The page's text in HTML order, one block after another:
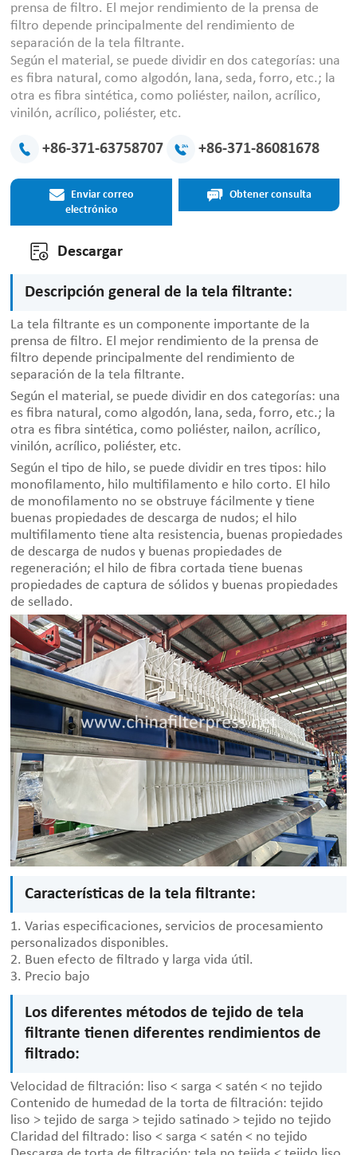
prensa de filtro. El mejor rendimiento de la prensa de
filtro depende principalmente del rendimiento de
separación de la tela filtrante.
Según el material, se puede dividir en dos categorías: una
es fibra natural, como algodón, lana, seda, forro, etc.; la
otra es fibra sintética, como poliéster, nailon, acrílico,
vinilón, acrílico, poliéster, etc.
+86-371-63758707 +86-371-86081678
Enviar correo
electrónico
Obtener consulta
Descargar
Descripción general de la tela filtrante:
La tela filtrante es un componente importante de la
prensa de filtro. El mejor rendimiento de la prensa de
filtro depende principalmente del rendimiento de
separación de la tela filtrante.
Según el material, se puede dividir en dos categorías: una
es fibra natural, como algodón, lana, seda, forro, etc.; la
otra es fibra sintética, como poliéster, nailon, acrílico,
vinilón, acrílico, poliéster, etc.
Según el tipo de hilo, se puede dividir en tres tipos: hilo
monofilamento, hilo multifilamento e hilo corto. El hilo
de monofilamento no se obstruye fácilmente y tiene
buenas propiedades de descarga de nudos; el hilo
multifilamento tiene alta resistencia, buenas propiedades
de descarga de nudos y buenas propiedades de
regeneración; el hilo de fibra cortada tiene buenas
propiedades de captura de sólidos y buenas propiedades
de sellado.
Características de la tela filtrante:
1. Varias especificaciones, servicios de procesamiento
personalizados disponibles.
2. Buen efecto de filtrado y larga vida útil.
3. Precio bajo
Los diferentes métodos de tejido de tela
filtrante tienen diferentes rendimientos de
filtrado:
Velocidad de filtración: liso < sarga < satén < no tejido
Contenido de humedad de la torta de filtración: tejido
liso > tejido de sarga > tejido satinado > tejido no tejido
Claridad del filtrado: liso < sarga < satén < no tejido